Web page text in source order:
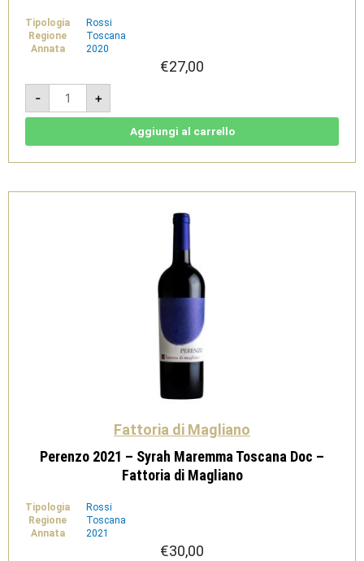
Tipologia
Rossi
Regione
Toscana
Annata
2020
€27,00
-
Poggio
Bestiale
2020
-
-
Magliano
+
Aggiungi al carrello
Fattoria di Magliano
Perenzo 2021 – Syrah Maremma Toscana Doc –
Fattoria di Magliano
Tipologia
Rossi
Regione
Toscana
Annata
2021
€30,00